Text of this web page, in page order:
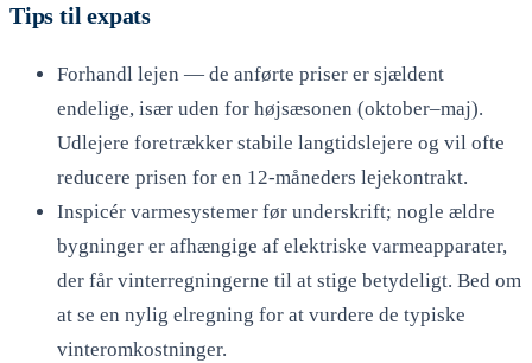
Tips til expats
Forhandl lejen — de anførte priser er sjældent
endelige, især uden for højsæsonen (oktober–maj).
Udlejere foretrækker stabile langtidslejere og vil ofte
reducere prisen for en 12-måneders lejekontrakt.
Inspicér varmesystemer før underskrift; nogle ældre
bygninger er afhængige af elektriske varmeapparater,
der får vinterregningerne til at stige betydeligt. Bed om
at se en nylig elregning for at vurdere de typiske
vinteromkostninger.